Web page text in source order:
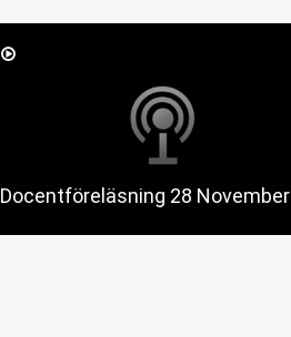
Docentföreläsning 28 November